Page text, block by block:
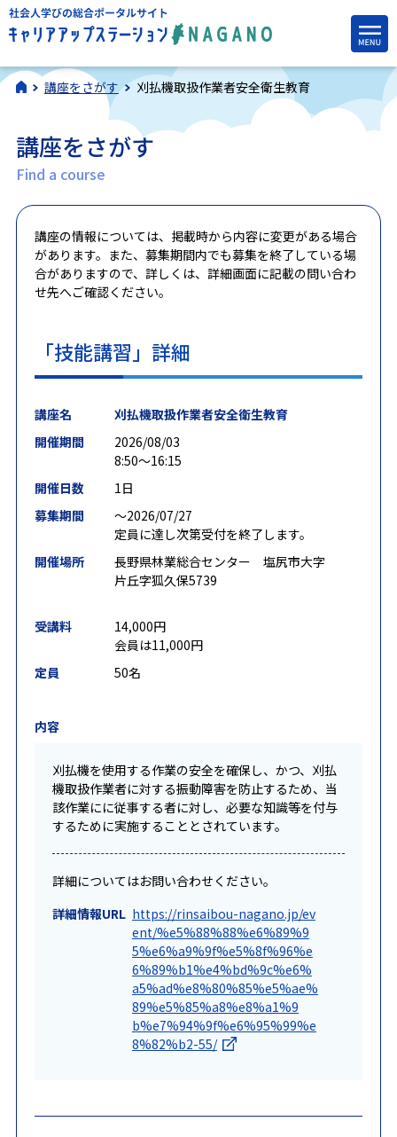
講座をさがす 刈払機取扱作業者安全衛生教育
講座をさがす
Find a course
講座の情報については、掲載時から内容に変更がある場合
があります。また、募集期間内でも募集を終了している場
合がありますので、詳しくは、詳細画面に記載の問い合わ
せ先へご確認ください。
「技能講習」詳細
講座名
刈払機取扱作業者安全衛生教育
開催期間
2026/08/03
8:50～16:15
開催日数
1日
募集期間
〜2026/07/27
定員に達し次第受付を終了します。
開催場所
長野県林業総合センター 塩尻市大字
片丘字狐久保5739
受講料
14,000円
会員は11,000円
定員
50名
内容
刈払機を使用する作業の安全を確保し、かつ、刈払
機取扱作業者に対する振動障害を防止するため、当
該作業にに従事する者に対し、必要な知識等を付与
するために実施することとされています。
詳細についてはお問い合わせください。
詳細情報URL https://rinsaibou-nagano.jp/ev
ent/%e5%88%88%e6%89%9
5%e6%a9%9f%e5%8f%96%e
6%89%b1%e4%bd%9c%e6%
a5%ad%e8%80%85%e5%ae%
89%e5%85%a8%e8%a1%9
b%e7%94%9f%e6%95%99%e
8%82%b2-55/